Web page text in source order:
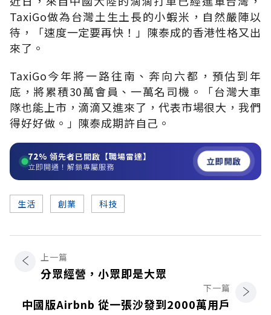
TaxiGo做為台灣土生土長的小蝦米，自然嚴陣以
待，「速度一定要再快！」陳泰成的香港性格又出
來了。
TaxiGo今年將一路往南、奔向六都，預估到年
底，將累積30萬會員、一萬名司機。「台灣大車
隊也能上市，滴滴又進來了，代表市場很大，我們
得好好做。」陳泰成期許自己。
72% 領先者已開啟【職場雷達】
立即開通！解鎖專屬服務 立即開啟
生活 創業 科技
上一篇
分眾經營，小眾即是大眾
下一篇
中國版Airbnb 從一張沙發到2000萬用戶